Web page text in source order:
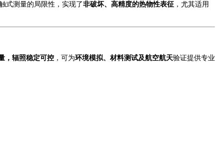
式测量的局限性，实现了非破坏、高精度的热物性表征 ，尤其适用
，辐照稳定可控 ，可为环境模拟、材料测试及航空航天验证提供专业